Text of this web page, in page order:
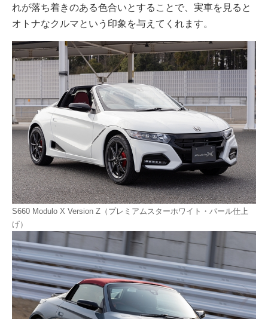
れが落ち着きのある色合いとすることで、実車を見ると
オトナなクルマという印象を与えてくれます。
S660 Modulo X Version Z（プレミアムスターホワイト・パール仕上
げ）